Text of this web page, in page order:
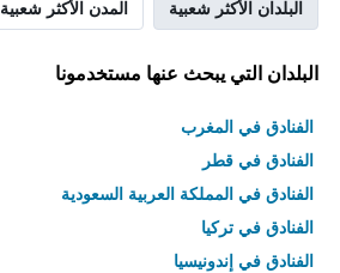
البلدان الأكثر شعبية المدن الأكثر شعبية
البلدان التي يبحث عنها مستخدمونا
الفنادق في المغرب
الفنادق في قطر
الفنادق في المملكة العربية السعودية
الفنادق في تركيا
الفنادق في إندونيسيا